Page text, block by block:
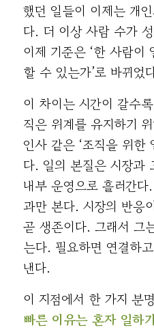
했던 일들이 이제는 개
다. 더 이상 사람 수가
이제 기준은 ‘한 사람이
할 수 있는가’로 바뀌었
이 차이는 시간이 갈수
직은 위계를 유지하기
인사 같은 ‘조직을 위한
다. 일의 본질은 시장과
내부 운영으로 흘러간
과만 본다. 시장의 반응
곧 생존이다. 그래서 그
는다. 필요하면 연결하
낸다.
이 지점에서 한 가지 분
빠른 이유는 혼자 일하